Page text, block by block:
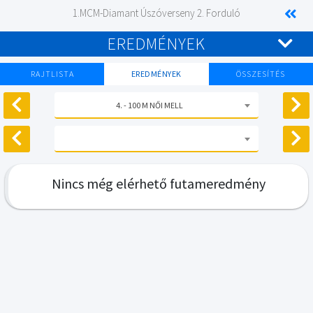
1.MCM-Diamant Úszóverseny 2. Forduló
EREDMÉNYEK
RAJTLISTA EREDMÉNYEK ÖSSZESÍTÉS
4. - 100 M NŐI MELL
Nincs még elérhető futameredmény